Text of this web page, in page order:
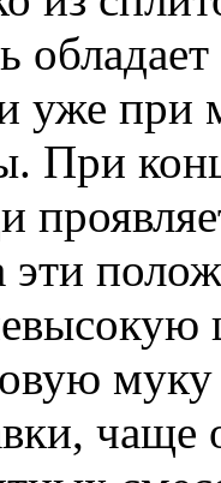
уже при
При
муку
чаще